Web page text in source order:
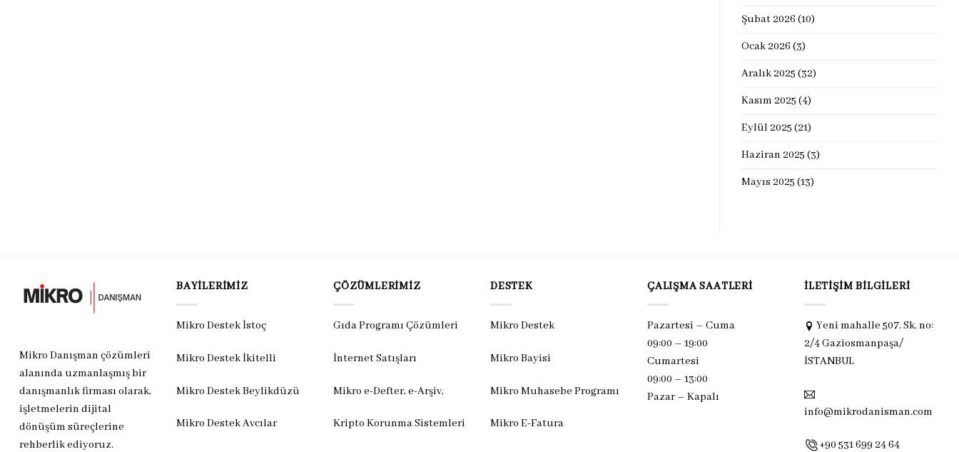
Şubat 2026 (10)
Ocak 2026 (3)
Aralık 2025 (32)
Kasım 2025 (4)
Eylül 2025 (21)
Haziran 2025 (3)
Mayıs 2025 (13)
Mikro Danışman çözümleri
alanında uzmanlaşmış bir
danışmanlık firması olarak,
işletmelerin dijital
dönüşüm süreçlerine
rehberlik ediyoruz.
BAYILERIMIZ
Mikro Destek İstoç
Mikro Destek İkitelli
Mikro Destek Beylikdüzü
Mikro Destek Avcılar
ÇÖZÜMLERIMIZ
Gıda Programı Çözümleri
İnternet Satışları
Mikro e-Defter, e-Arşiv,
Kripto Korunma Sistemleri
DESTEK
Mikro Destek
Mikro Bayisi
Mikro Muhasebe Programı
Mikro E-Fatura
ÇALIŞMA SAATLERI
Pazartesi – Cuma
09:00 – 19:00
Cumartesi
09:00 – 13:00
Pazar – Kapalı
İLETIŞIM BILGILERI
Yeni mahalle 507. Sk. no:
2/4 Gaziosmanpaşa/
İSTANBUL
info@mikrodanisman.com
+90 531 699 24 64